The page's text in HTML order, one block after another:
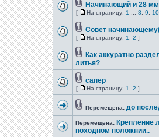
Начинающий и 28 мм
[ На страницу: 1 8 9 10
Совет
[ На страницу: 1 2 ]
Как аккуратно
литья?
сапер
[ На страницу: 1 2 ]
Перемещена: до
Перемещена: Крепление
походном положнии..